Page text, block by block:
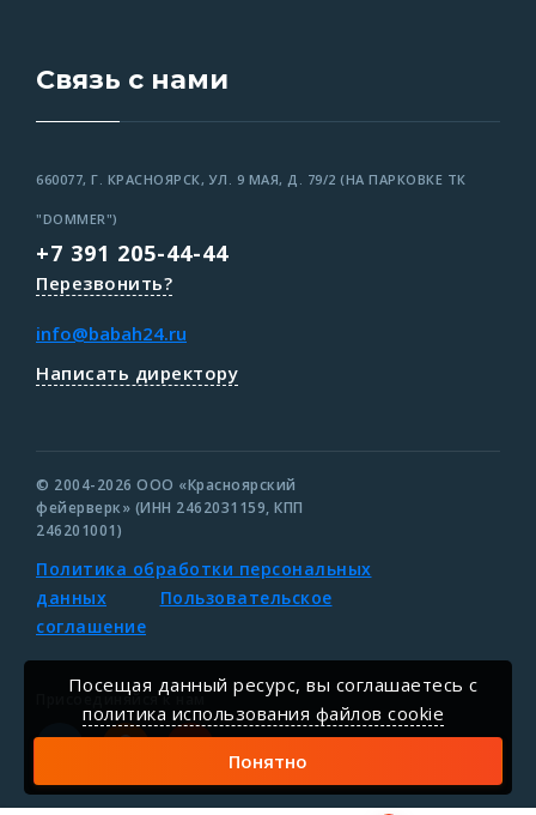
Связь с нами
660077, Г. КРАСНОЯРСК, УЛ. 9 МАЯ, Д. 79/2 (НА ПАРКОВКЕ ТК
"DOMMER")
+7 391 205-44-44
Перезвонить?
info@babah24.ru
Написать директору
© 2004-2026 ООО «Красноярский
фейерверк» (ИНН 2462031159, КПП
246201001)
Политика обработки персональных
данных
Пользовательское
соглашение
Присоединяйся к нам
Посещая данный ресурс, вы соглашаетесь c
политика использования файлов cookie
Понятно